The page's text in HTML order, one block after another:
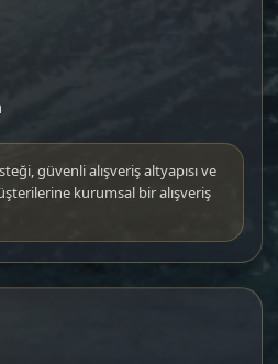
güvenli alışveriş altyapısı ve
kurumsal bir alışveriş